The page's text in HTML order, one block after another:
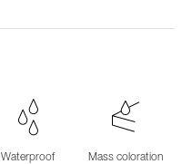
Waterproof Mass coloration